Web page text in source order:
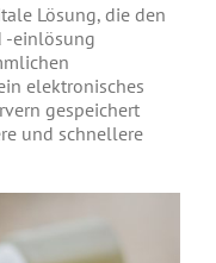
Lösung, die den
-einlösung
elektronisches
gespeichert
und schnellere